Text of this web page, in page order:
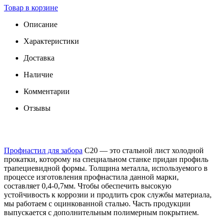
Товар в корзине
Описание
Характеристики
Доставка
Наличие
Комментарии
Отзывы
Профнастил для забора С20 — это стальной лист холодной
прокатки, которому на специальном станке придан профиль
трапециевидной формы. Толщина металла, используемого в
процессе изготовления профнастила данной марки,
составляет 0,4-0,7мм. Чтобы обеспечить высокую
устойчивость к коррозии и продлить срок службы материала,
мы работаем с оцинкованной сталью. Часть продукции
выпускается с дополнительным полимерным покрытием.